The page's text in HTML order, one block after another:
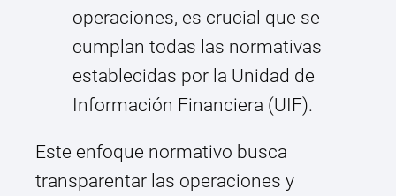
operaciones, es crucial que se
cumplan todas las normativas
establecidas por la Unidad de
Información Financiera (UIF).
Este enfoque normativo busca
transparentar las operaciones y